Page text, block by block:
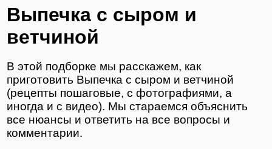
Выпечка с сыром и
ветчиной
В этой подборке мы расскажем, как
приготовить Выпечка с сыром и ветчиной
(рецепты пошаговые, с фотографиями, а
иногда и с видео). Мы стараемся объяснить
все нюансы и ответить на все вопросы и
комментарии.